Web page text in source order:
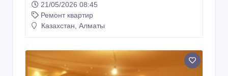
21/05/2026 08:45
Ремонт квартир
Казахстан, Алматы